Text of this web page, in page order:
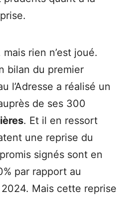
rien n’est joué.
bilan du premier
l’Adresse a réalisé un
de ses 300
. Et il en ressort
une reprise du
signés sont en
par rapport au
Mais cette reprise